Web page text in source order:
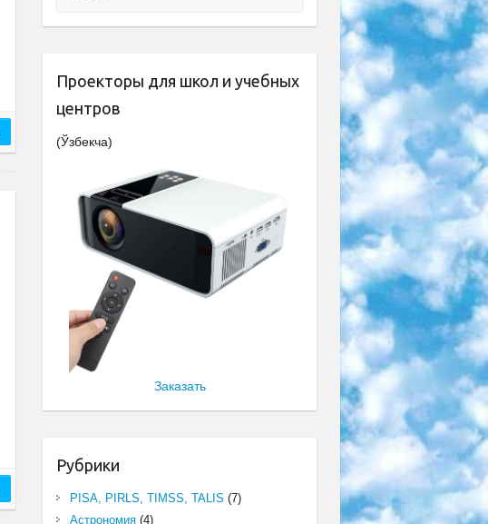
Проекторы для школ и учебных
центров
(Ўзбекча)
Заказать
Рубрики
PISA, PIRLS, TIMSS, TALIS (7)
Астрономия(4)